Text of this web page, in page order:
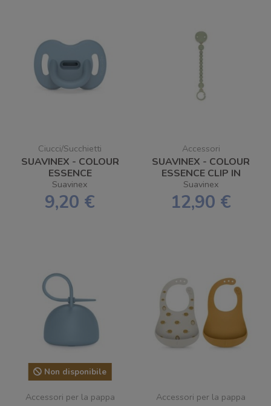
Ciucci/Succhietti
SUAVINEX - COLOUR
ESSENCE
SUCCHIETTO 100%
SILICONE FISIO SX
PRO 6/18
Suavinex
9,20 €
Accessori
SUAVINEX - COLOUR
ESSENCE CLIP IN
SILICONE
Suavinex
12,90 €
Non disponibile
Accessori per la pappa Accessori per la pappa